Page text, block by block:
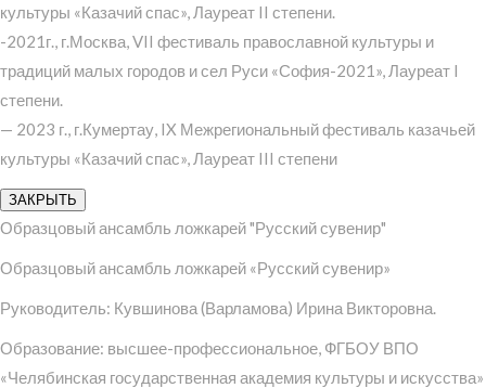
культуры «Казачий спас», Лауреат II степени.
-2021г., г.Москва, VII фестиваль православной культуры и
традиций малых городов и сел Руси «София-2021», Лауреат I
степени.
— 2023 г., г.Кумертау, IX Межрегиональный фестиваль казачьей
культуры «Казачий спас», Лауреат III степени
ЗАКРЫТЬ
Образцовый ансамбль ложкарей "Русский сувенир"
Образцовый ансамбль ложкарей «Русский сувенир»
Руководитель: Кувшинова (Варламова) Ирина Викторовна.
Образование: высшее-профессиональное, ФГБОУ ВПО
«Челябинская государственная академия культуры и искусства»